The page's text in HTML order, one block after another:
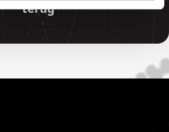
terug